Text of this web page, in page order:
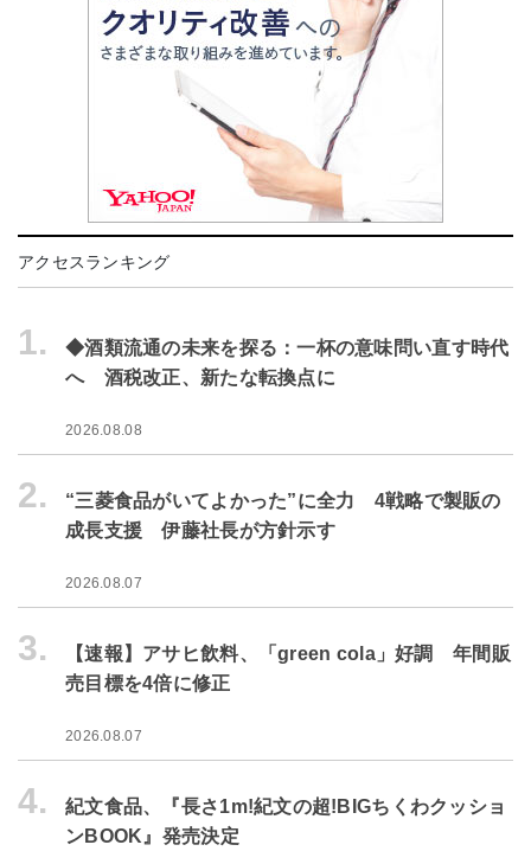
アクセスランキング
1.
◆酒類流通の未来を探る：一杯の意味問い直す時代
へ 酒税改正、新たな転換点に
2026.08.08
2.
“三菱食品がいてよかった”に全力 4戦略で製販の
成長支援 伊藤社長が方針示す
2026.08.07
3.
【速報】アサヒ飲料、「green cola」好調 年間販
売目標を4倍に修正
2026.08.07
4.
紀文食品、『長さ1m!紀文の超!BIGちくわクッショ
ンBOOK』発売決定